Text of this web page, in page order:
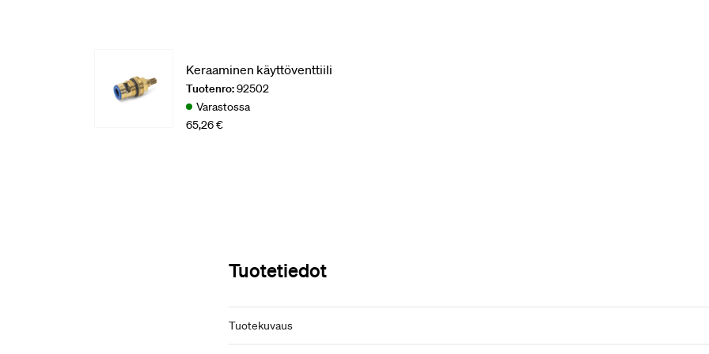
Keraaminen käyttöventtiili
Tuotenro:92502
Varastossa
65,26 €
Tuotetiedot
Tuotekuvaus